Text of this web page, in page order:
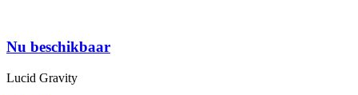
Nu beschikbaar
Lucid Gravity